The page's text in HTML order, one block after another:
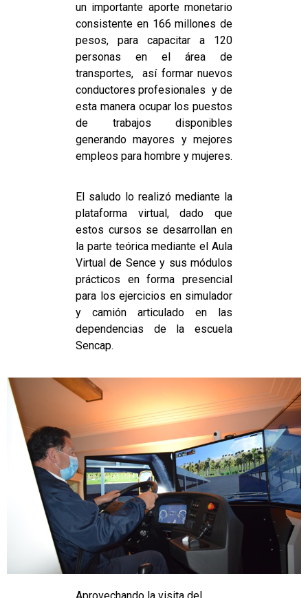
un importante aporte monetario
consistente en 166 millones de
pesos, para capacitar a 120
personas en el área de
transportes, así formar nuevos
conductores profesionales y de
esta manera ocupar los puestos
de trabajos disponibles
generando mayores y mejores
empleos para hombre y mujeres.
El saludo lo realizó mediante la
plataforma virtual, dado que
estos cursos se desarrollan en
la parte teórica mediante el Aula
Virtual de Sence y sus módulos
prácticos en forma presencial
para los ejercicios en simulador
y camión articulado en las
dependencias de la escuela
Sencap.